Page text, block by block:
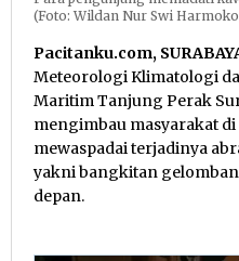
(Foto: Wildan Nur Swi
Pacitanku.com,
Meteorologi Klimatologi
Maritim Tanjung Perak
mengimbau masyarakat di
mewaspadai terjadinya
yakni bangkitan
depan.